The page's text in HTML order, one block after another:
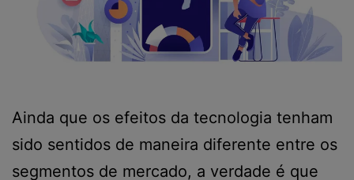
Ainda que os efeitos da tecnologia tenham
sido sentidos de maneira diferente entre os
segmentos de mercado, a verdade é que